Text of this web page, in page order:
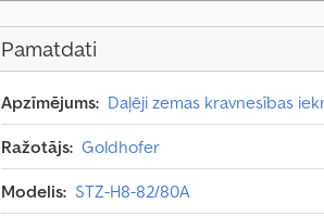
Pamatdati
Apzīmējums: Daļēji zemas kravnesības
Ražotājs: Goldhofer
Modelis: STZ-H8-82/80A